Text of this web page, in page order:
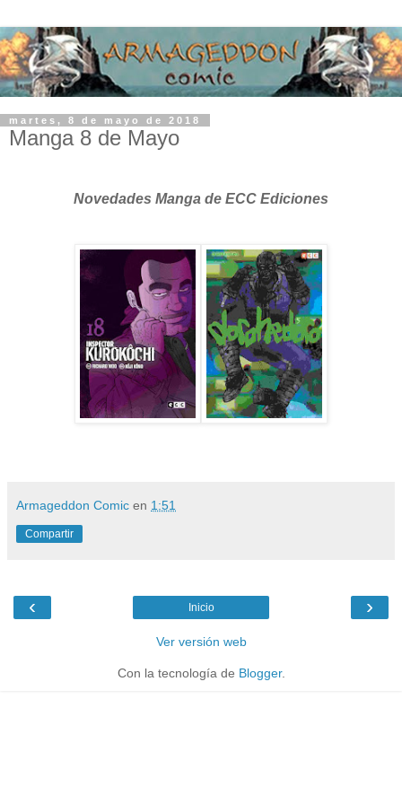
martes, 8 de mayo de 2018
Manga 8 de Mayo
Novedades Manga de ECC Ediciones
Armageddon Comic en 1:51
Compartir
‹ ›
Inicio
Ver versión web
Con la tecnología de Blogger.